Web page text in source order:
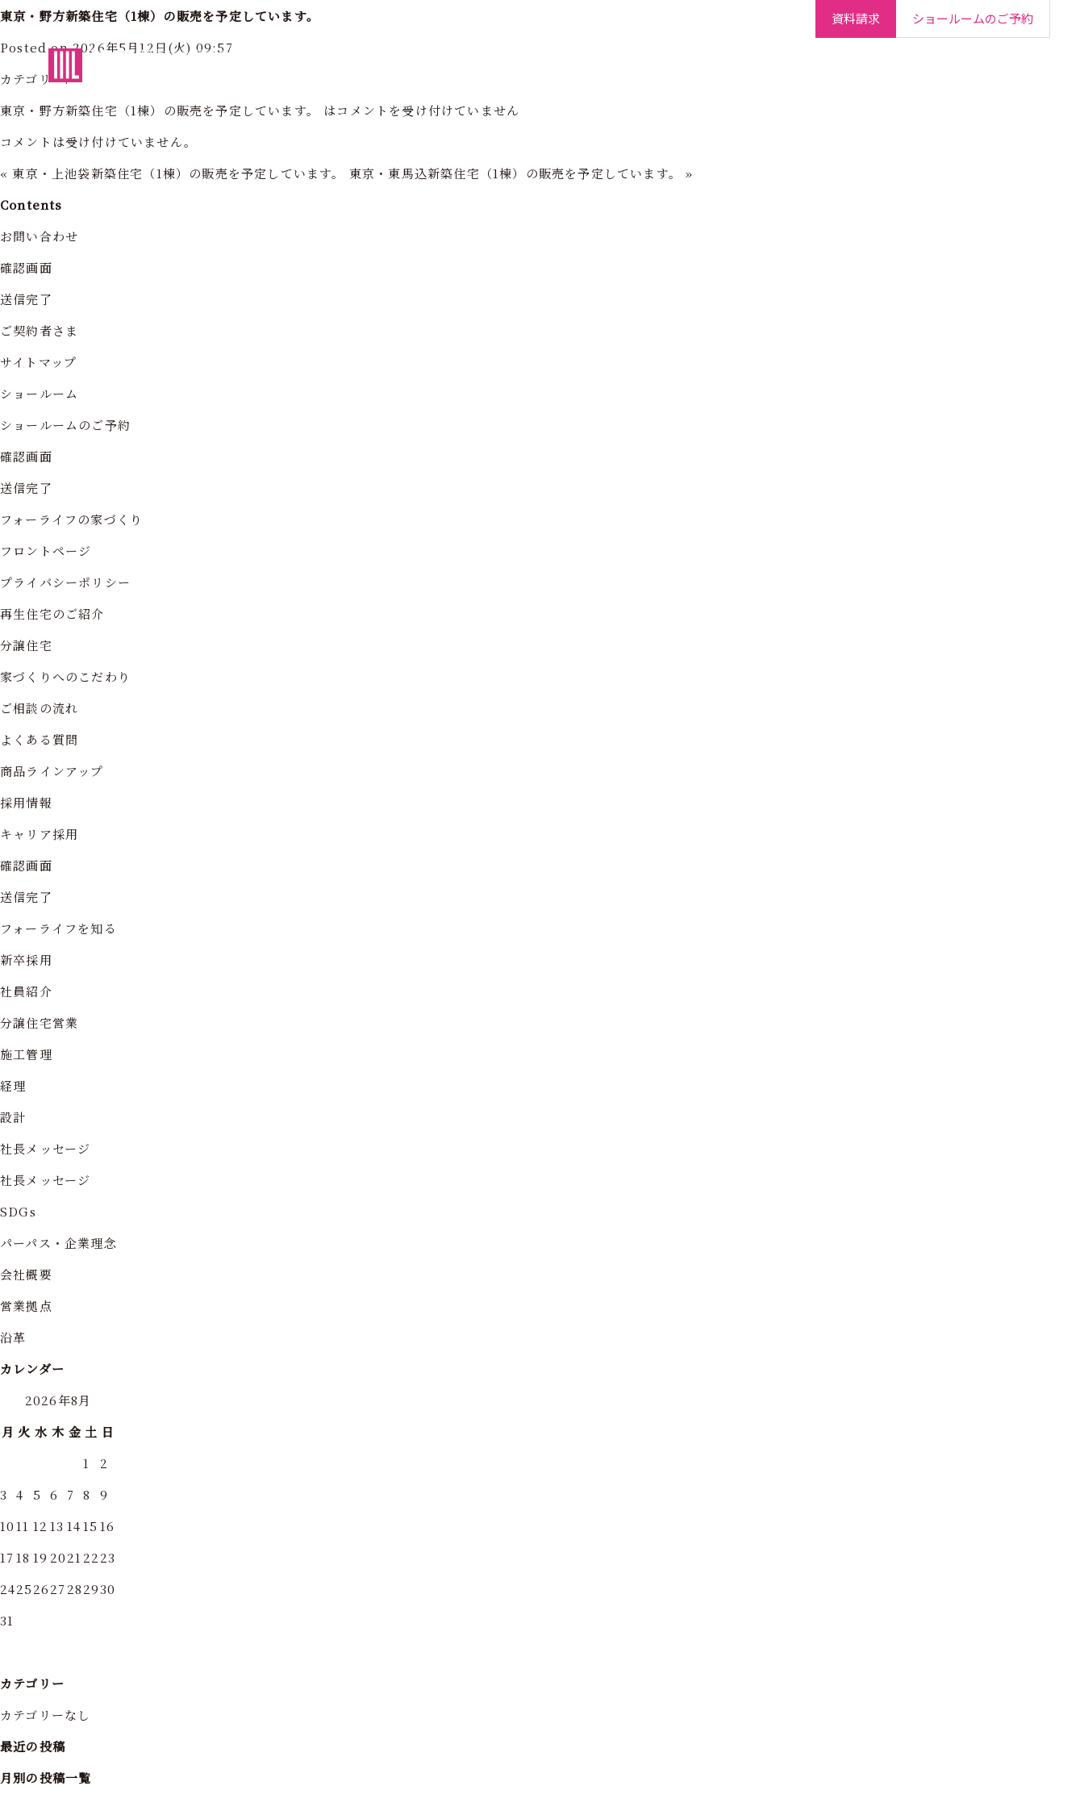
東京・神奈川の住まいを創造する
資料請求 ショールームのご予約
東京・野方新築住宅（1棟）の販売を予定しています。
Posted on 2026年5月12日(火) 09:57
カテゴリー:
東京・野方新築住宅（1棟）の販売を予定しています。 はコメントを受け付けていません
コメントは受け付けていません。
« 東京・上池袋新築住宅（1棟）の販売を予定しています。 東京・東馬込新築住宅（1棟）の販売を予定しています。
»
Contents
お問い合わせ
確認画面
送信完了
ご契約者さま
サイトマップ
ショールーム
ショールームのご予約
確認画面
送信完了
フォーライフの家づくり
フロントページ
プライバシーポリシー
再生住宅のご紹介
分譲住宅
家づくりへのこだわり
ご相談の流れ
よくある質問
商品ラインアップ
採用情報
キャリア採用
確認画面
送信完了
フォーライフを知る
新卒採用
社員紹介
分譲住宅営業
施工管理
経理
設計
社長メッセージ
社長メッセージ
SDGs
パーパス・企業理念
会社概要
営業拠点
沿革
カレンダー
2026年8月
月 火 水 木 金 土 日
1
2
3
4 5 6 7 8
9
1011 12 13 1415 16
17 18 19 2021 22 23
24252627 282930
31
カテゴリー
カテゴリーなし
最近の投稿
月別の投稿一覧